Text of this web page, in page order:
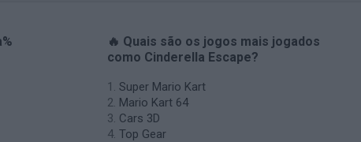
🔥 Quais são os jogos mais jogados
como Cinderella Escape?
Super Mario Kart
Mario Kart 64
Cars 3D
Top Gear